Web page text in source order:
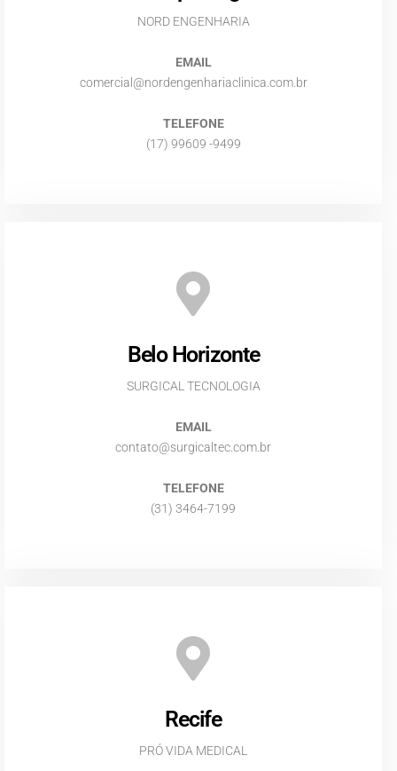
NORD ENGENHARIA
EMAIL
comercial@nordengenhariaclinica.com.br
TELEFONE
(17) 99609 -9499
Belo Horizonte
SURGICAL TECNOLOGIA
EMAIL
contato@surgicaltec.com.br
TELEFONE
(31) 3464-7199
Recife
PRÓ VIDA MEDICAL